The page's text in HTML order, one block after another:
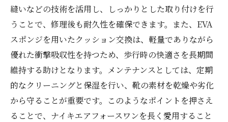
縫いなどの技術を活用し、しっかりとした取り付けを行
うことで、修理後も耐久性を確保できます。また、EVA
スポンジを用いたクッション交換は、軽量でありながら
優れた衝撃吸収性を持つため、歩行時の快適さを長期間
維持する助けとなります。メンテナンスとしては、定期
的なクリーニングと保湿を行い、靴の素材を乾燥や劣化
から守ることが重要です。このようなポイントを押さえ
ることで、ナイキエアフォースワンを長く愛用すること